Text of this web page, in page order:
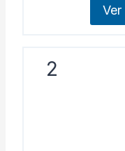
Ver
2